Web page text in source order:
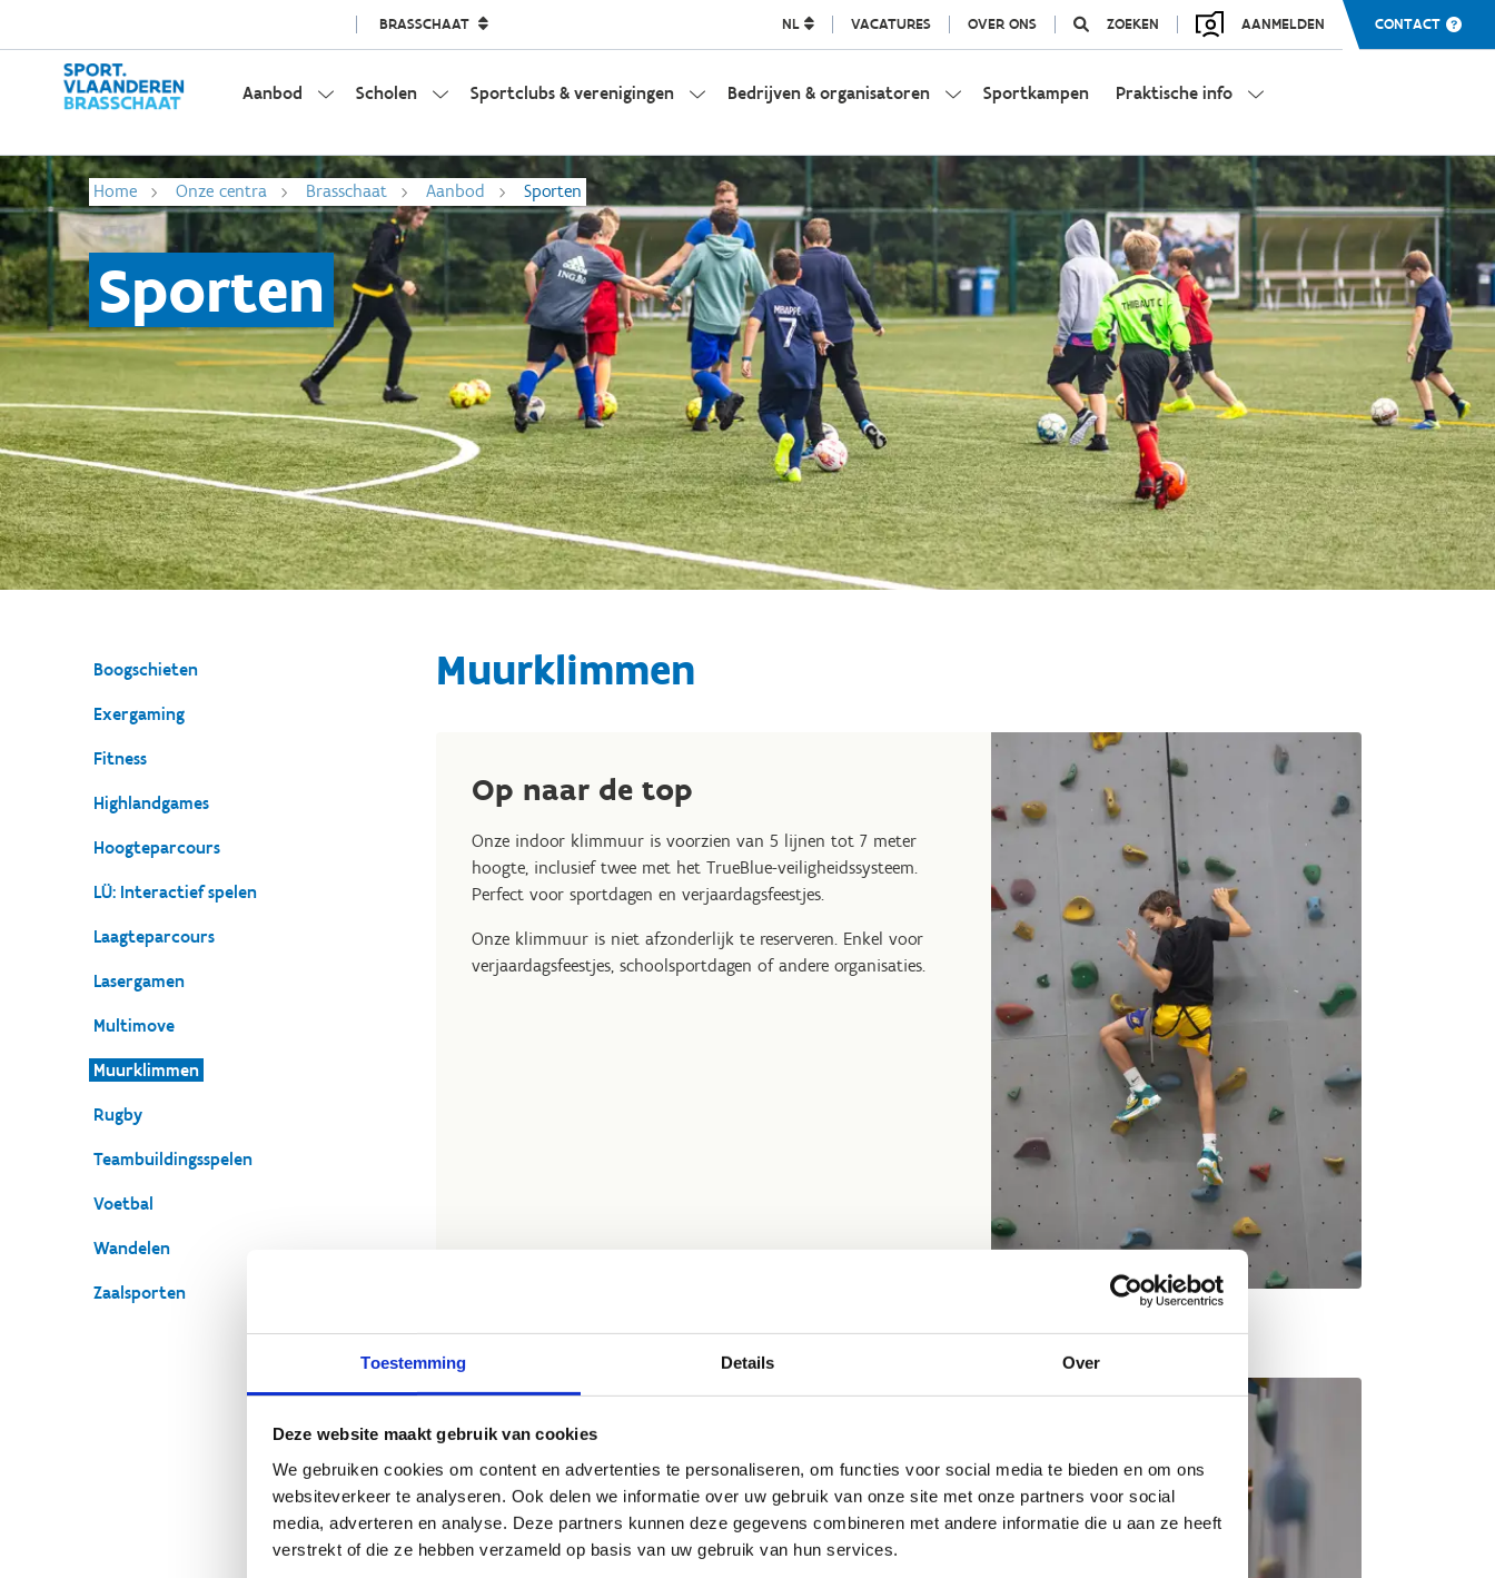
Toestemming Details Over
Deze website maakt gebruik van cookies
We gebruiken cookies om content en advertenties te personaliseren, om functies voor social media te bieden en om ons
websiteverkeer te analyseren. Ook delen we informatie over uw gebruik van onze site met onze partners voor social
media, adverteren en analyse. Deze partners kunnen deze gegevens combineren met andere informatie die u aan ze heeft
verstrekt of die ze hebben verzameld op basis van uw gebruik van hun services.
BRASSCHAAT NL VACATURES OVER ONS ZOEKEN AANMELDEN CONTACT
Aanbod Scholen Sportclubs & verenigingen Bedrijven & organisatoren Sportkampen Praktische info
Home Onze centra Brasschaat Aanbod Sporten
Sporten
Boogschieten
Exergaming
Fitness
Highlandgames
Hoogteparcours
LÜ: Interactief spelen
Laagteparcours
Lasergamen
Multimove
Muurklimmen
Rugby
Teambuildingsspelen
Voetbal
Wandelen
Zaalsporten
Muurklimmen
Op naar de top
Onze indoor klimmuur is voorzien van 5 lijnen tot 7 meter
hoogte, inclusief twee met het TrueBlue-veiligheidssysteem.
Perfect voor sportdagen en verjaardagsfeestjes.
Onze klimmuur is niet afzonderlijk te reserveren. Enkel voor
verjaardagsfeestjes, schoolsportdagen of andere organisaties.
Op sportstage in Brasschaat?
We doen er steeds alles aan om van jouw sportstage een succes
te maken. Onze sportaccommodaties zijn van topniveau. Na
het sporten & spelen kan je terecht in Eetkaffee Torenbos. We
kijken graag samen met jou naar de verschillende